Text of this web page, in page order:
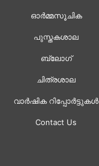
ഓർമ്മസൂചിക
പുസ്തകശാല
ബ്ലോഗ്
ചിത്രശാല
വാർഷിക റിപ്പോർട്ടുകൾ
Contact Us